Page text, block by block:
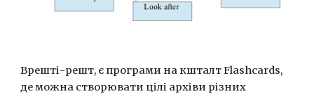
Врешті-решт, є програми на кшталт Flashcards,
де можна створювати цілі архіви різних